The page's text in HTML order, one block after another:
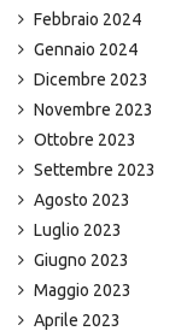
Febbraio 2024
Gennaio 2024
Dicembre 2023
Novembre 2023
Ottobre 2023
Settembre 2023
Agosto 2023
Luglio 2023
Giugno 2023
Maggio 2023
Aprile 2023